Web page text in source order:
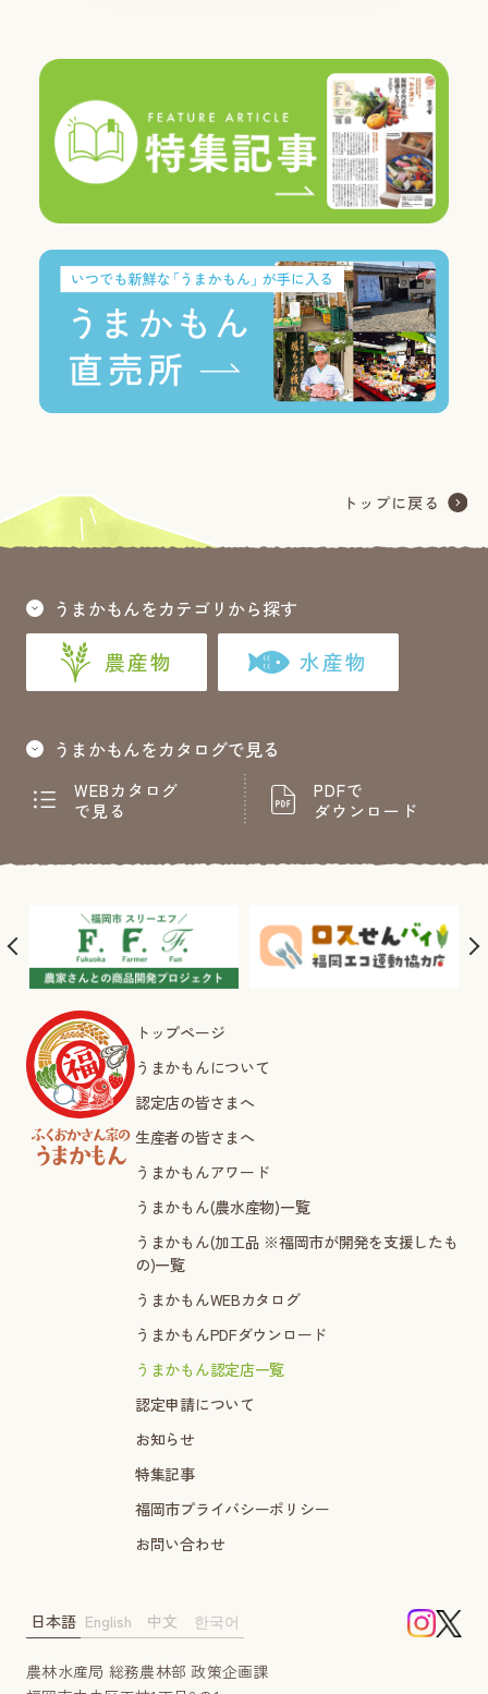
うまかもんをカテゴリから探す
農産物 水産物
うまかもんをカタログで見る
WEBカタログ
で見る
PDFで
ダウンロード
トップページ
うまかもんについて
認定店の皆さまへ
生産者の皆さまへ
うまかもんアワード
うまかもん(農水産物)一覧
うまかもん(加工品 ※福岡市が開発を支援したも
の)一覧
うまかもんWEBカタログ
うまかもんPDFダウンロード
うまかもん認定店一覧
認定申請について
お知らせ
特集記事
福岡市プライバシーポリシー
お問い合わせ
農林水産局 総務農林部 政策企画課
日本語 English 中文 한국어